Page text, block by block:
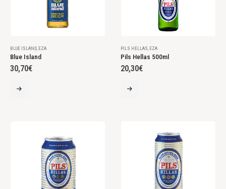
BLUE ISLAND ΈΖΑ
Blue Island
30,70€
PILS HELLAS ΈΖΑ
Pils Hellas 500ml
20,30€